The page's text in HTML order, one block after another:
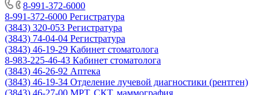
8-991-372-6000
8-991-372-6000 Регистратура
(3843) 320-053 Регистратура
(3843) 74-04-04 Регистратура
(3843) 46-19-29 Кабинет стоматолога
8-983-225-46-43 Кабинет стоматолога
(3843) 46-26-92 Аптека
(3843) 46-19-34 Отделение лучевой диагностики (рентген)
(3843) 46-27-00 МРТ, СКТ, маммография